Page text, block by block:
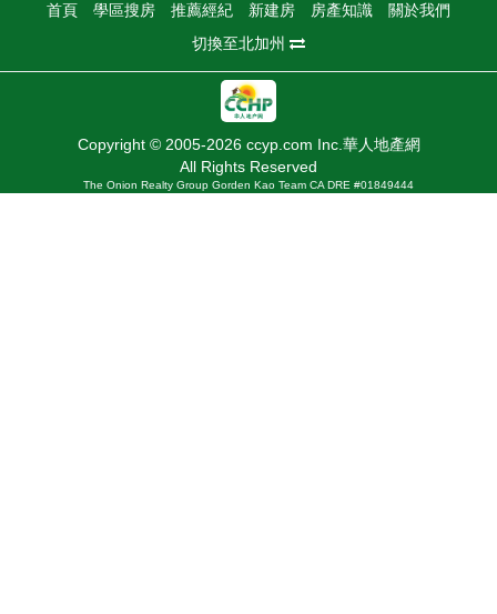
首頁 學區搜房 推薦經紀 新建房 房產知識
關於我們
切換至北加州
Copyright © 2005-2026 ccyp.com Inc.華人地產網
All Rights Reserved
The Onion Realty Group Gorden Kao Team CA DRE #01849444